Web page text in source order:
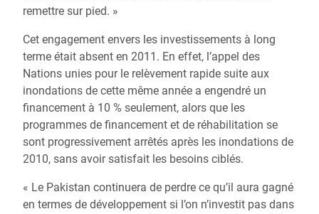
remettre sur pied. »
Cet engagement envers les investissements à long
terme était absent en 2011. En effet, l’appel des
Nations unies pour le relèvement rapide suite aux
inondations de cette même année a engendré un
financement à 10 % seulement, alors que les
programmes de financement et de réhabilitation se
sont progressivement arrêtés après les inondations de
2010, sans avoir satisfait les besoins ciblés.
« Le Pakistan continuera de perdre ce qu’il aura gagné
en termes de développement si l’on n’investit pas dans